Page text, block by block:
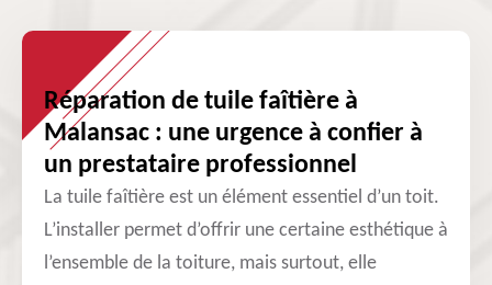
Réparation de tuile faîtière à
Malansac : une urgence à confier à
un prestataire professionnel
La tuile faîtière est un élément essentiel d’un toit.
L’installer permet d’offrir une certaine esthétique à
l’ensemble de la toiture, mais surtout, elle